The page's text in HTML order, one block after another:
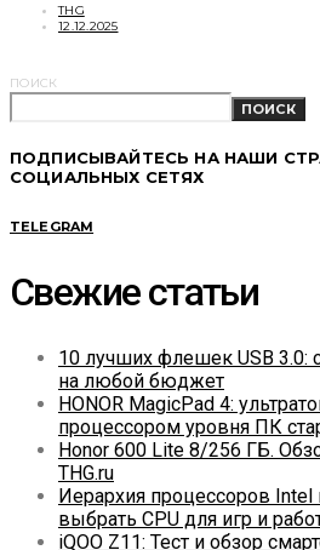
THG
12.12.2025
ПОИСК
ПОИСК
ПОДПИСЫВАЙТЕСЬ НА НАШИ
СОЦИАЛЬНЫХ СЕТЯХ
TELEGRAM
Свежие статьи
10 лучших флешек USB 3.0:
на любой бюджет
HONOR MagicPad 4:
процессором уровня ПК
Honor 600 Lite 8/256 ГБ.
THG.ru
Иерархия процессоров Intel
выбрать CPU для игр и
iQOO Z11: Тест и обзор